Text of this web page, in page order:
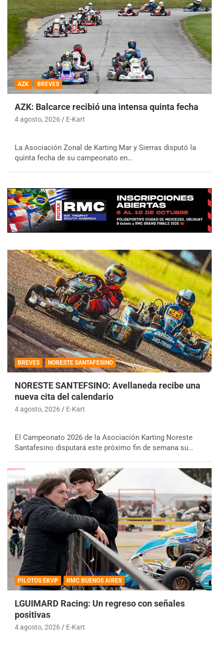
AZK BREVES
AZK: Balcarce recibió una intensa quinta fecha
4 agosto, 2026 E-Kart
La Asociación Zonal de Karting Mar y Sierras disputó la
quinta fecha de su campeonato en…
BREVES NORESTE SANTAFESINO
NORESTE SANTEFSINO: Avellaneda recibe una
nueva cita del calendario
4 agosto, 2026 E-Kart
El Campeonato 2026 de la Asociación Karting Noreste
Santafesino disputará este próximo fin de semana su…
PILOTOS EKVP RMC BUENOS AIRES
LGUIMARD Racing: Un regreso con señales
positivas
4 agosto, 2026 E-Kart